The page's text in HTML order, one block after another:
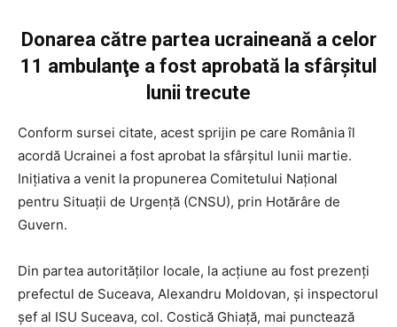
Donarea către partea ucraineană a celor
11 ambulanţe a fost aprobată la sfârşitul
lunii trecute
Conform sursei citate, acest sprijin pe care România îl
acordă Ucrainei a fost aprobat la sfârşitul lunii martie.
Inițiativa a venit la propunerea Comitetului Naţional
pentru Situaţii de Urgenţă (CNSU), prin Hotărâre de
Guvern.
Din partea autorităţilor locale, la acţiune au fost prezenţi
prefectul de Suceava, Alexandru Moldovan, şi inspectorul
şef al ISU Suceava, col. Costică Ghiaţă, mai punctează